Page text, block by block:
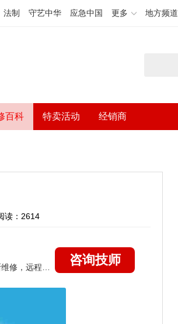
法制 守艺中华 应急中国 更多 地方频道
百科 特卖活动 经销商
读：2614
咨询技师